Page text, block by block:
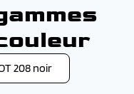
208 noir